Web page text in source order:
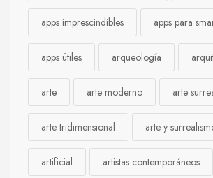
apps imprescindibles apps para
apps útiles arqueología
arte arte moderno arte
arte tridimensional arte y
artificial artistas contemporáneos